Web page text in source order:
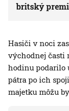
britský
Hasiči v noci
východnej časti
hodinu podarilo
pátra po ich
majetku môžu